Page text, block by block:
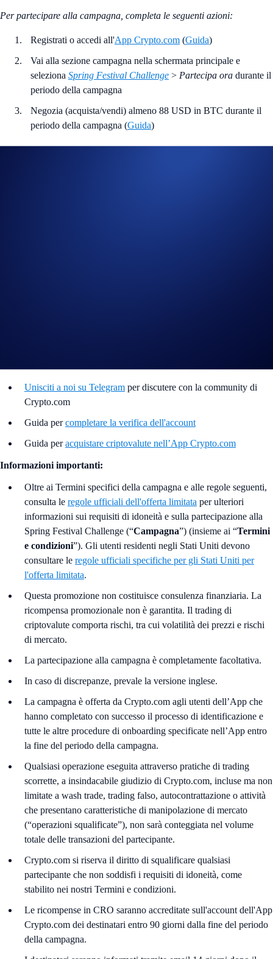
Per partecipare alla campagna, completa le seguenti azioni:
Registrati o accedi all'App Crypto.com (Guida)
Vai alla sezione campagna nella schermata principale e
seleziona Spring Festival Challenge > Partecipa ora durante il
periodo della campagna
Negozia (acquista/vendi) almeno 88 USD in BTC durante il
periodo della campagna (Guida)
Unisciti a noi su Telegram per discutere con la community di
Crypto.com
Guida percompletare la verifica dell'account
Guida peracquistare criptovalute nell’App Crypto.com
Informazioni importanti:
Oltre ai Termini specifici della campagna e alle regole seguenti,
consulta le regole ufficiali dell'offerta limitata per ulteriori
informazioni sui requisiti di idoneità e sulla partecipazione alla
Spring Festival Challenge (“Campagna”) (insieme ai “Termini
e condizioni”). Gli utenti residenti negli Stati Uniti devono
consultare le regole ufficiali specifiche per gli Stati Uniti per
l'offerta limitata.
Questa promozione non costituisce consulenza finanziaria. La
ricompensa promozionale non è garantita. Il trading di
criptovalute comporta rischi, tra cui volatilità dei prezzi e rischi
di mercato.
La partecipazione alla campagna è completamente facoltativa.
In caso di discrepanze, prevale la versione inglese.
La campagna è offerta da Crypto.com agli utenti dell’App che
hanno completato con successo il processo di identificazione e
tutte le altre procedure di onboarding specificate nell’App entro
la fine del periodo della campagna.
Qualsiasi operazione eseguita attraverso pratiche di trading
scorrette, a insindacabile giudizio di Crypto.com, incluse ma non
limitate a wash trade, trading falso, autocontrattazione o attività
che presentano caratteristiche di manipolazione di mercato
(“operazioni squalificate”), non sarà conteggiata nel volume
totale delle transazioni del partecipante.
Crypto.com si riserva il diritto di squalificare qualsiasi
partecipante che non soddisfi i requisiti di idoneità, come
stabilito nei nostri Termini e condizioni.
Le ricompense in CRO saranno accreditate sull'account dell'App
Crypto.com dei destinatari entro 90 giorni dalla fine del periodo
della campagna.